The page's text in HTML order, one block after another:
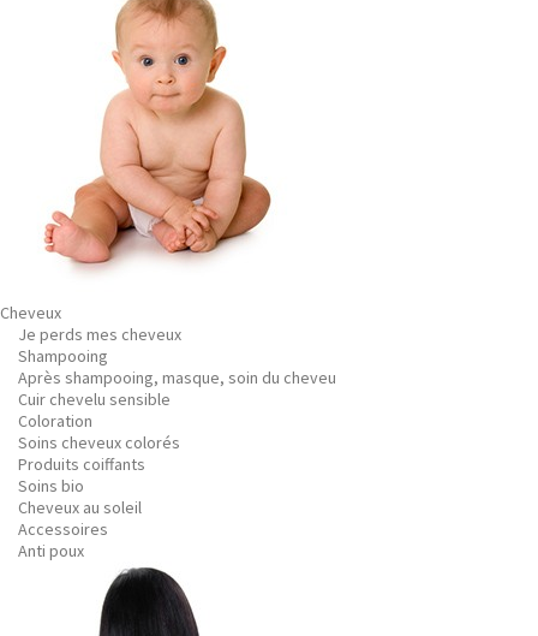
Cheveux
Je perds mes cheveux
Shampooing
Après shampooing, masque, soin du cheveu
Cuir chevelu sensible
Coloration
Soins cheveux colorés
Produits coiffants
Soins bio
Cheveux au soleil
Accessoires
Anti poux